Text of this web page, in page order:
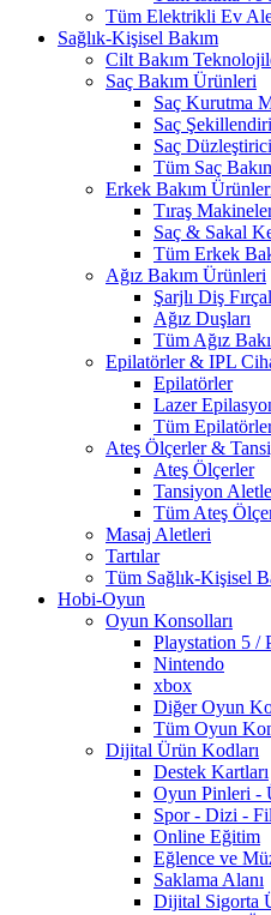
Tüm Elektrikli Ev
Sağlık-Kişisel Bakım
Cilt Bakım
Saç Bakım Ürünleri
Saç Kurutma
Saç
Saç
Tüm Saç
Erkek Bakım
Tıraş
Saç & Sakal
Tüm Erkek
Ağız Bakım Ürünleri
Şarjlı Diş
Ağız Duşları
Tüm Ağız
Epilatörler & IPL
Epilatörler
Lazer
Tüm
Ateş Ölçerler &
Ateş Ölçerler
Tansiyon
Tüm Ateş
Masaj Aletleri
Tartılar
Tüm Sağlık-Kişisel
Hobi-Oyun
Oyun Konsolları
Playstation 5 /
Nintendo
xbox
Diğer Oyun
Tüm Oyun
Dijital Ürün Kodları
Destek Kartları
Oyun Pinleri -
Spor - Dizi -
Online Eğitim
Eğlence ve
Saklama Alanı
Dijital Sigorta